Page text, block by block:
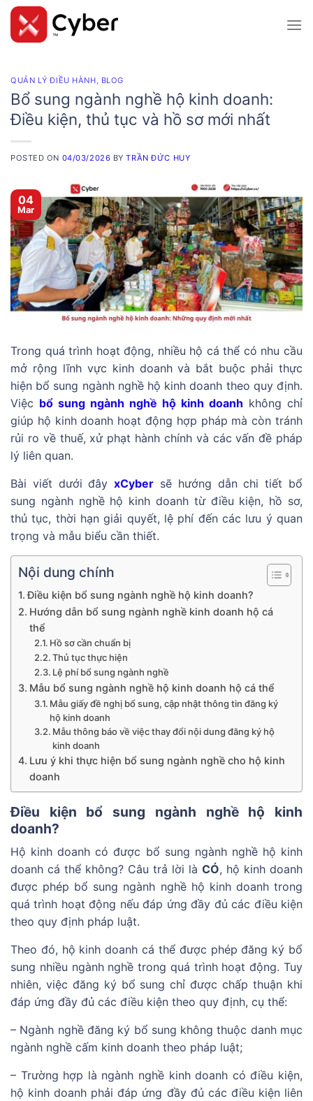
Skip
content
QUẢN LÝ ĐIỀU HÀNH, BLOG
Bổ sung ngành nghề hộ kinh doanh:
Điều kiện, thủ tục và hồ sơ mới nhất
POSTED ON 04/03/2026 BYTRẦN ĐỨC HUY
04
Mar
Trong quá trình hoạt động, nhiều hộ cá thể có nhu cầu
mở rộng lĩnh vực kinh doanh và bắt buộc phải thực
hiện bổ sung ngành nghề hộ kinh doanh theo quy định.
Việc bổ sung ngành nghề hộ kinh doanh không chỉ
giúp hộ kinh doanh hoạt động hợp pháp mà còn tránh
rủi ro về thuế, xử phạt hành chính và các vấn đề pháp
lý liên quan.
Bài viết dưới đâyxCyber sẽ hướng dẫn chi tiết bổ
sung ngành nghề hộ kinh doanh từ điều kiện, hồ sơ,
thủ tục, thời hạn giải quyết, lệ phí đến các lưu ý quan
trọng và mẫu biểu cần thiết.
Nội dung chính
Điều kiện bổ sung ngành nghề hộ kinh doanh?
Hướng dẫn bổ sung ngành nghề kinh doanh hộ cá
thể
Hồ sơ cần chuẩn bị
Thủ tục thực hiện
Lệ phí bổ sung ngành nghề
Mẫu bổ sung ngành nghề hộ kinh doanh hộ cá thể
Mẫu giấy đề nghị bổ sung, cập nhật thông tin đăng ký
hộ kinh doanh
Mẫu thông báo về việc thay đổi nội dung đăng ký hộ
kinh doanh
Lưu ý khi thực hiện bổ sung ngành nghề cho hộ kinh
doanh
Điều kiện bổ sung ngành nghề hộ kinh
doanh?
Hộ kinh doanh có được bổ sung ngành nghề hộ kinh
doanh cá thể không? Câu trả lời là CÓ, hộ kinh doanh
được phép bổ sung ngành nghề hộ kinh doanh trong
quá trình hoạt động nếu đáp ứng đầy đủ các điều kiện
theo quy định pháp luật.
Theo đó, hộ kinh doanh cá thể được phép đăng ký bổ
sung nhiều ngành nghề trong quá trình hoạt động. Tuy
nhiên, việc đăng ký bổ sung chỉ được chấp thuận khi
đáp ứng đầy đủ các điều kiện theo quy định, cụ thể:
– Ngành nghề đăng ký bổ sung không thuộc danh mục
ngành nghề cấm kinh doanh theo pháp luật;
– Trường hợp là ngành nghề kinh doanh có điều kiện,
hộ kinh doanh phải đáp ứng đầy đủ các điều kiện liên